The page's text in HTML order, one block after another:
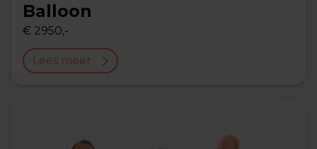
Balloon
€ 2950,-
Lees meer